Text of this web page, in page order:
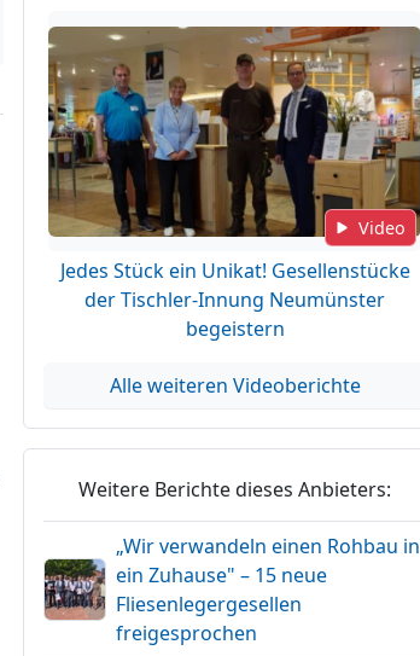
Video
Jedes Stück ein Unikat! Gesellenstücke
der Tischler-Innung Neumünster
begeistern
Alle weiteren Videoberichte
Weitere Berichte dieses Anbieters:
„Wir verwandeln einen Rohbau in
ein Zuhause" – 15 neue
Fliesenlegergesellen
freigesprochen